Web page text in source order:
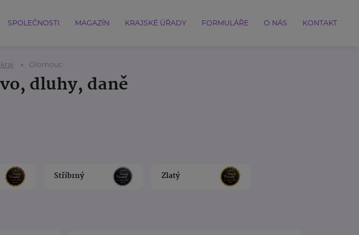
SPOLEČNOSTI MAGAZÍN KRAJSKÉ ÚŘADY FORMULÁŘE O NÁS KONTAKT
Olomouc
dluhy, daně
Stříbrný Zlatý